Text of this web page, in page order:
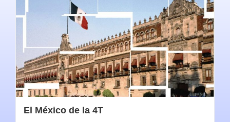
El México de la 4T